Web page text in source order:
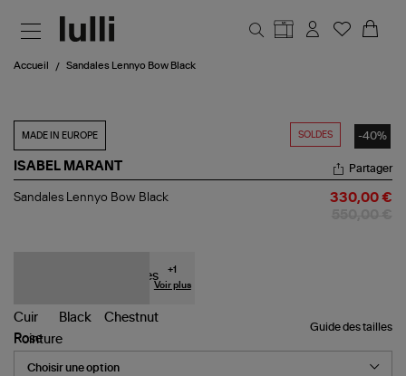
Accueil Sandales Lennyo Bow Black
SOLDES -40%
MADE IN EUROPE
ISABEL MARANT
Sandales
Partager
Sandales Lennyo Bow Black 330,00 €
+1
Voir plus
Guide des tailles
Pointure